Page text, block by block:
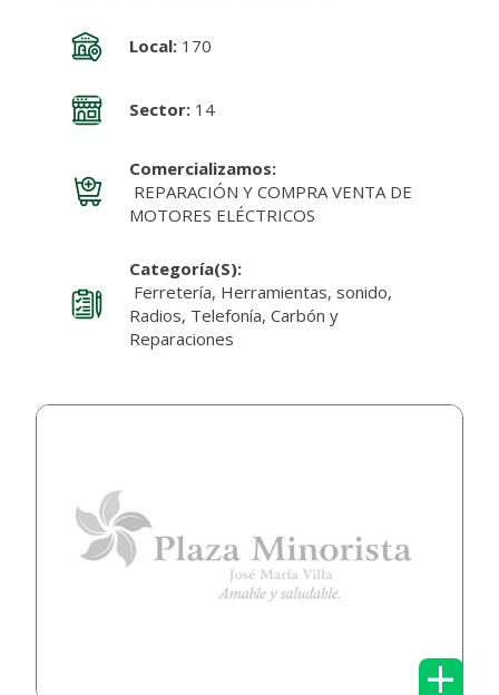
Local:170
Sector:14
Comercializamos:
REPARACIÓN Y COMPRA VENTA DE
MOTORES ELÉCTRICOS
Categoría(s):
Ferretería, Herramientas, sonido,
Radios, Telefonía, Carbón y
Reparaciones
+